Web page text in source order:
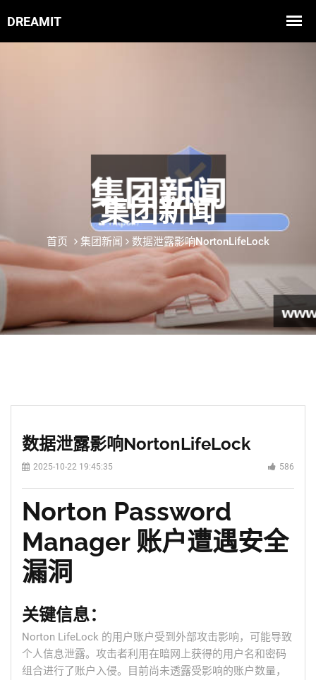
集团新闻
首页 集团新闻 数据泄露影响NortonLifeLock
数据泄露影响NortonLifeLock
2025-10-22 19:45:35 586
Norton Password
Manager 账户遭遇安全
漏洞
关键信息：
Norton LifeLock 的用户账户受到外部攻击影响，可能导致
个人信息泄露。攻击者利用在暗网上获得的用户名和密码
组合进行了账户入侵。目前尚未透露受影响的账户数量，